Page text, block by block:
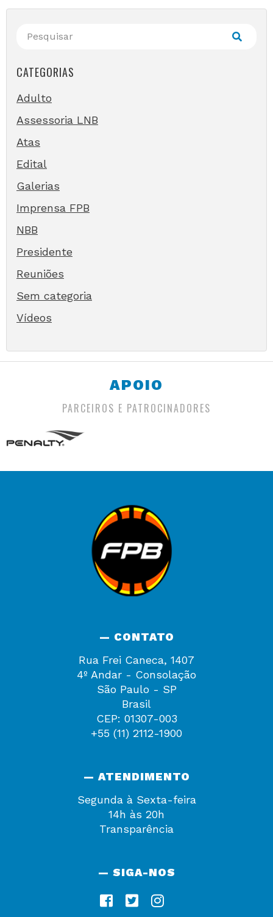
CATEGORIAS
Adulto
Assessoria LNB
Atas
Edital
Galerias
Imprensa FPB
NBB
Presidente
Reuniões
Sem categoria
Vídeos
APOIO
PARCEIROS E PATROCINADORES
— CONTATO
Rua Frei Caneca, 1407
4º Andar - Consolação
São Paulo - SP
Brasil
CEP: 01307-003
+55 (11) 2112-1900
— ATENDIMENTO
Segunda à Sexta-feira
14h às 20h
Transparência
— SIGA-NOS